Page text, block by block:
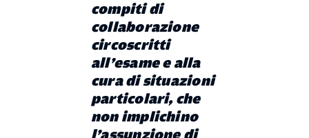
compiti di
collaborazione
circoscritti
all’esame e alla
cura di situazioni
particolari, che
non implichino